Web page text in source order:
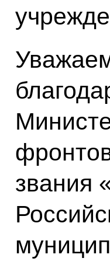
звания